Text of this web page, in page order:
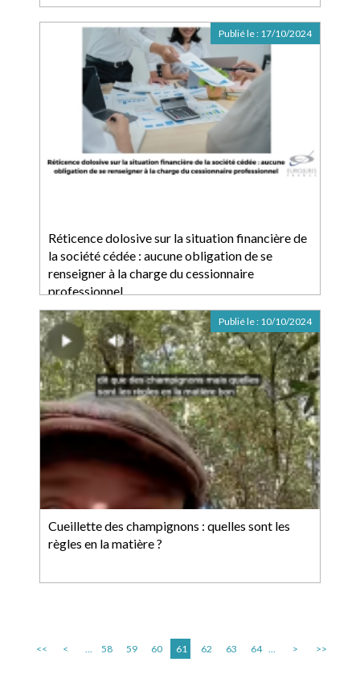
Réticence dolosive sur la situation financière de
la société cédée : aucune obligation de se
renseigner à la charge du cessionnaire
professionnel
Publié le : 17/10/2024
Cueillette des champignons : quelles sont les
règles en la matière ?
Publié le : 10/10/2024
<< < ... 58 59 60 61 62 63 64 ... > >>